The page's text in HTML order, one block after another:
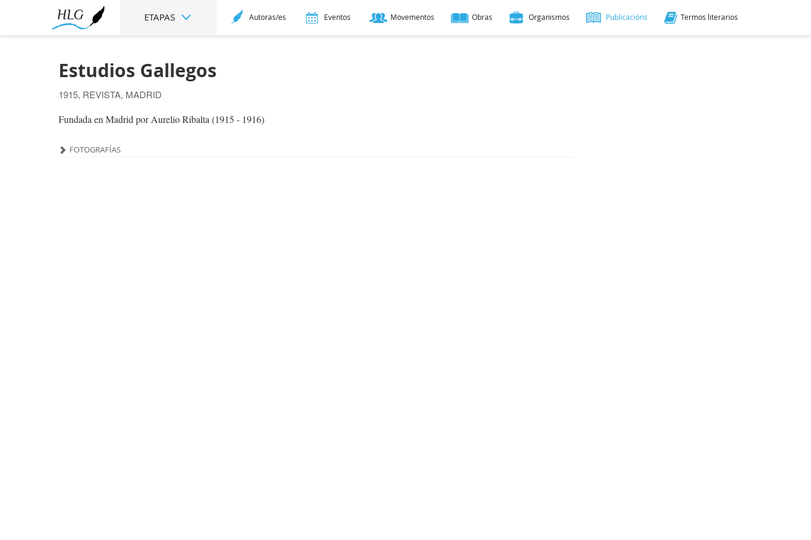
ETAPAS Autoras/es Eventos Movementos Obras Organismos Publicacións Termos literarios
Estudios Gallegos
1915, REVISTA, MADRID
Fundada en Madrid por Aurelio Ribalta (1915 - 1916)
FOTOGRAFÍAS